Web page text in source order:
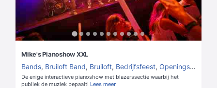
Mike's Pianoshow XXL
Bands, Bruiloft Band, Bruiloft, Bedrijfsfeest, Openingsact voor bedrijfsfeest
De enige interactieve pianoshow met blazerssectie waarbij het
publiek de muziek bepaalt! Lees meer